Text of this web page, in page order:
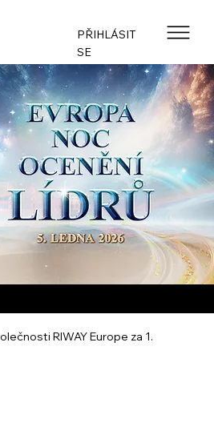
PŘIHLÁSIT
SE
RIWAY Europe za 1.